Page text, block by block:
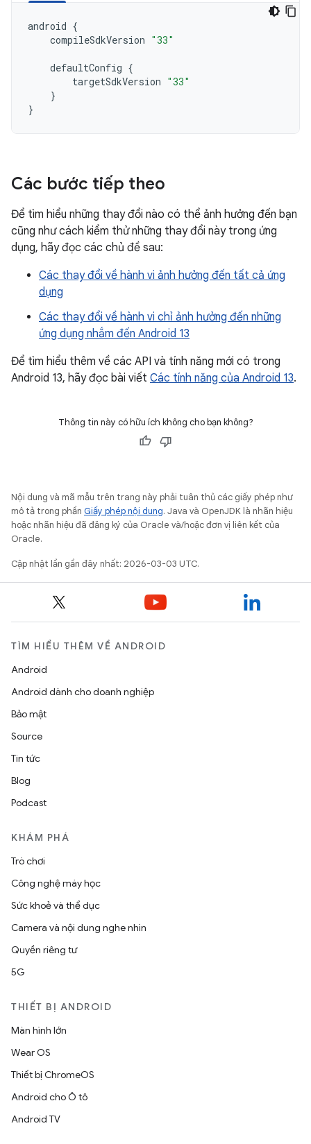
android {
compileSdkVersion "33"
defaultConfig {
targetSdkVersion "33"
}
}
Các bước tiếp theo
Để tìm hiểu những thay đổi nào có thể ảnh hưởng đến bạn
cũng như cách kiểm thử những thay đổi này trong ứng
dụng, hãy đọc các chủ đề sau:
Các thay đổi về hành vi ảnh hưởng đến tất cả ứng
dụng
Các thay đổi về hành vi chỉ ảnh hưởng đến những
ứng dụng nhắm đến Android 13
Để tìm hiểu thêm về các API và tính năng mới có trong
Android 13, hãy đọc bài viết Các tính năng của Android 13.
Thông tin này có hữu ích không cho bạn không?
Nội dung và mã mẫu trên trang này phải tuân thủ các giấy phép như
mô tả trong phần Giấy phép nội dung. Java và OpenJDK là nhãn hiệu
hoặc nhãn hiệu đã đăng ký của Oracle và/hoặc đơn vị liên kết của
Oracle.
Cập nhật lần gần đây nhất: 2026-03-03 UTC.
TÌM HIỂU THÊM VỀ ANDROID
Android
Android dành cho doanh nghiệp
Bảo mật
Source
Tin tức
Blog
Podcast
KHÁM PHÁ
Trò chơi
Công nghệ máy học
Sức khoẻ và thể dục
Camera và nội dung nghe nhìn
Quyền riêng tư
5G
THIẾT BỊ ANDROID
Màn hình lớn
Wear OS
Thiết bị ChromeOS
Android cho Ô tô
Android TV